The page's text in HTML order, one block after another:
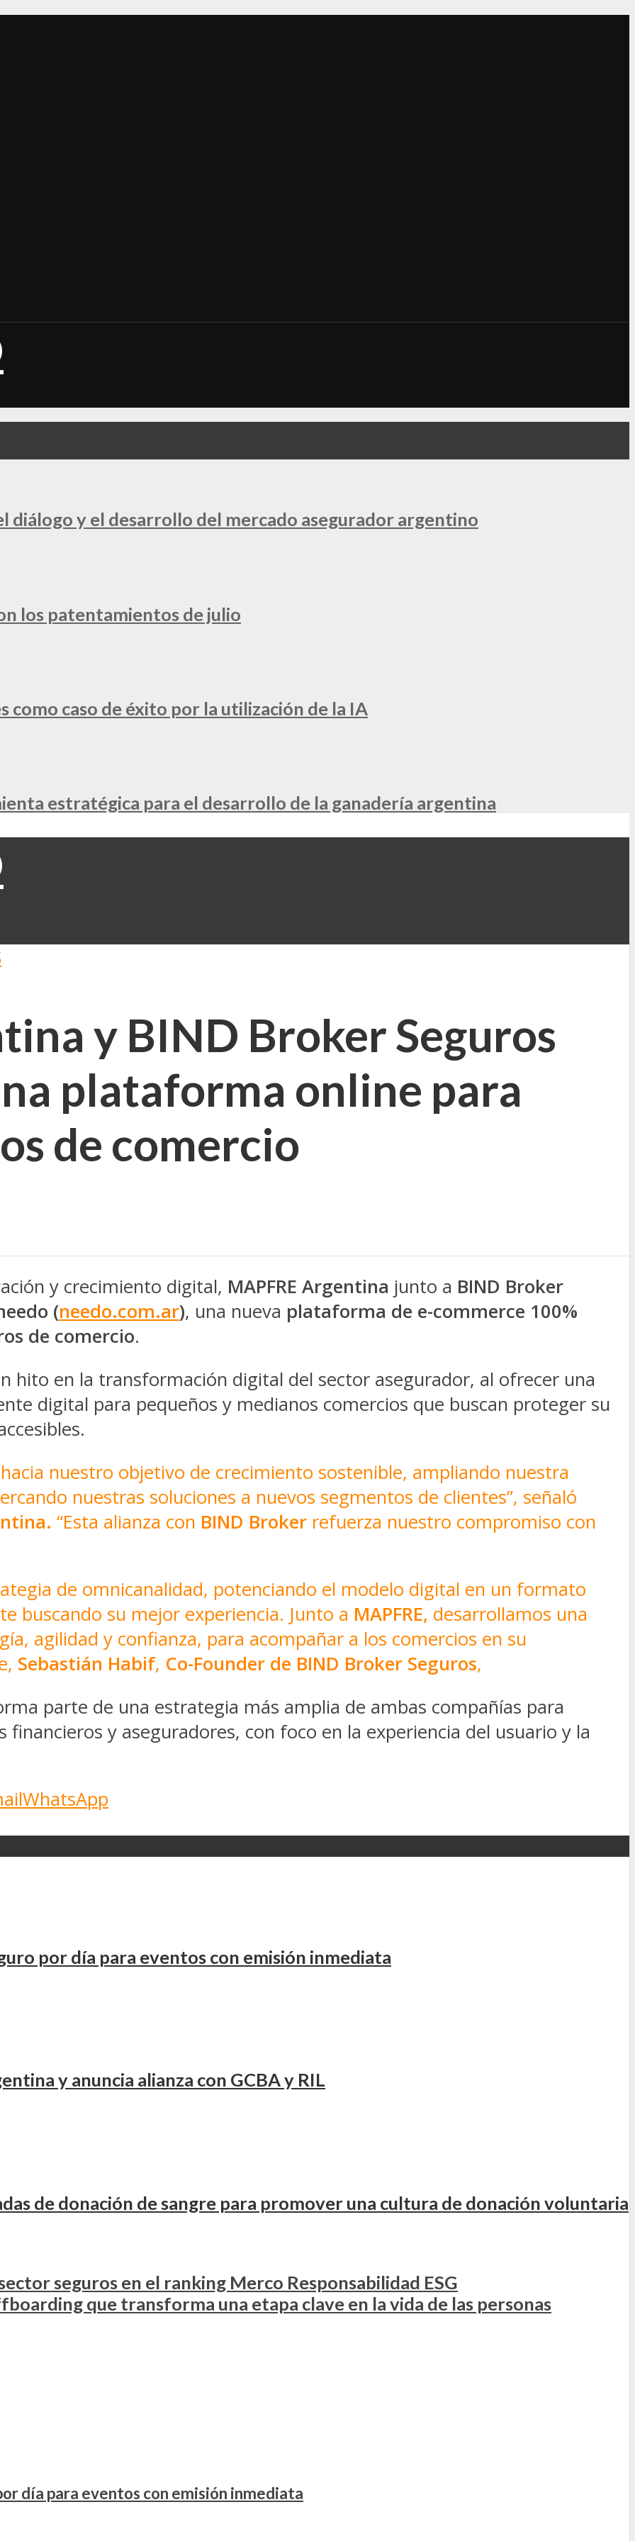
diálogo y el desarrollo del mercado asegurador argentino
los patentamientos de julio
como caso de éxito por la utilización de la IA
estratégica para el desarrollo de la ganadería argentina
y BIND Broker Seguros
plataforma online para
de comercio
y crecimiento digital, MAPFRE Argentina junto a BIND Broker
(needo.com.ar), una nueva plataforma de e-commerce 100%
de comercio.
hito en la transformación digital del sector asegurador, al ofrecer una
digital para pequeños y medianos comercios que buscan proteger su
nuestro objetivo de crecimiento sostenible, ampliando nuestra
nuestras soluciones a nuevos segmentos de clientes”, señaló
“Esta alianza con BIND Broker refuerza nuestro compromiso con
de omnicanalidad, potenciando el modelo digital en un formato
buscando su mejor experiencia. Junto a MAPFRE, desarrollamos una
agilidad y confianza, para acompañar a los comercios en su
Sebastián Habif, Co-Founder de BIND Broker Seguros,
parte de una estrategia más amplia de ambas compañías para
y aseguradores, con foco en la experiencia del usuario y la
WhatsApp
por día para eventos con emisión inmediata
y anuncia alianza con GCBA y RIL
de donación de sangre para promover una cultura de donación voluntaria
seguros en el ranking Merco Responsabilidad ESG
que transforma una etapa clave en la vida de las personas
día para eventos con emisión inmediata